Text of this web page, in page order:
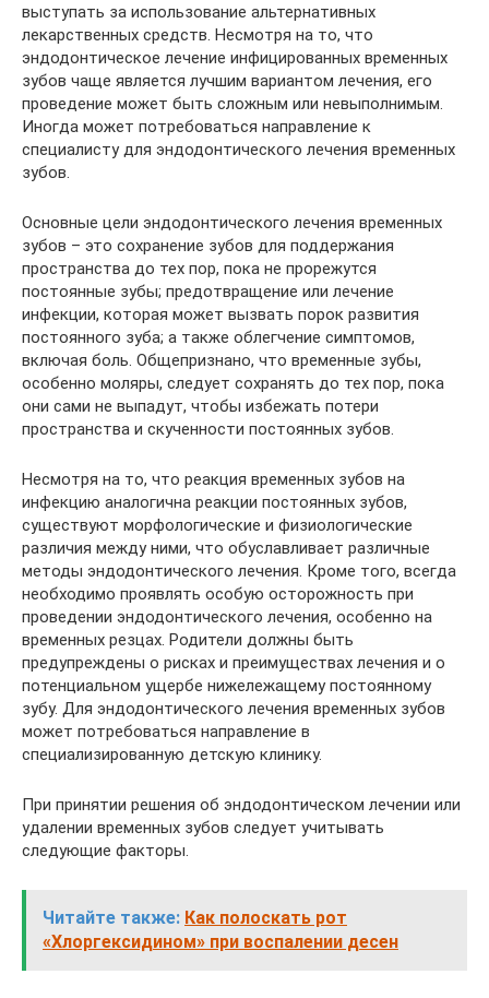
выступать за использование альтернативных
лекарственных средств. Несмотря на то, что
эндодонтическое лечение инфицированных временных
зубов чаще является лучшим вариантом лечения, его
проведение может быть сложным или невыполнимым.
Иногда может потребоваться направление к
специалисту для эндодонтического лечения временных
зубов.
Основные цели эндодонтического лечения временных
зубов – это сохранение зубов для поддержания
пространства до тех пор, пока не прорежутся
постоянные зубы; предотвращение или лечение
инфекции, которая может вызвать порок развития
постоянного зуба; а также облегчение симптомов,
включая боль. Общепризнано, что временные зубы,
особенно моляры, следует сохранять до тех пор, пока
они сами не выпадут, чтобы избежать потери
пространства и скученности постоянных зубов.
Несмотря на то, что реакция временных зубов на
инфекцию аналогична реакции постоянных зубов,
существуют морфологические и физиологические
различия между ними, что обуславливает различные
методы эндодонтического лечения. Кроме того, всегда
необходимо проявлять особую осторожность при
проведении эндодонтического лечения, особенно на
временных резцах. Родители должны быть
предупреждены о рисках и преимуществах лечения и о
потенциальном ущербе нижележащему постоянному
зубу. Для эндодонтического лечения временных зубов
может потребоваться направление в
специализированную детскую клинику.
При принятии решения об эндодонтическом лечении или
удалении временных зубов следует учитывать
следующие факторы.
Читайте также: Как полоскать рот
«Хлоргексидином» при воспалении десен